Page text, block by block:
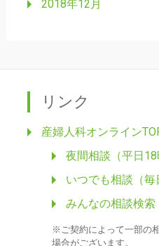
2018年12月
リンク
産婦人科オンライン
夜間相談（平日18
いつでも相談（毎
みんなの相談検索
※ご契約によって一部の
場合がございます。